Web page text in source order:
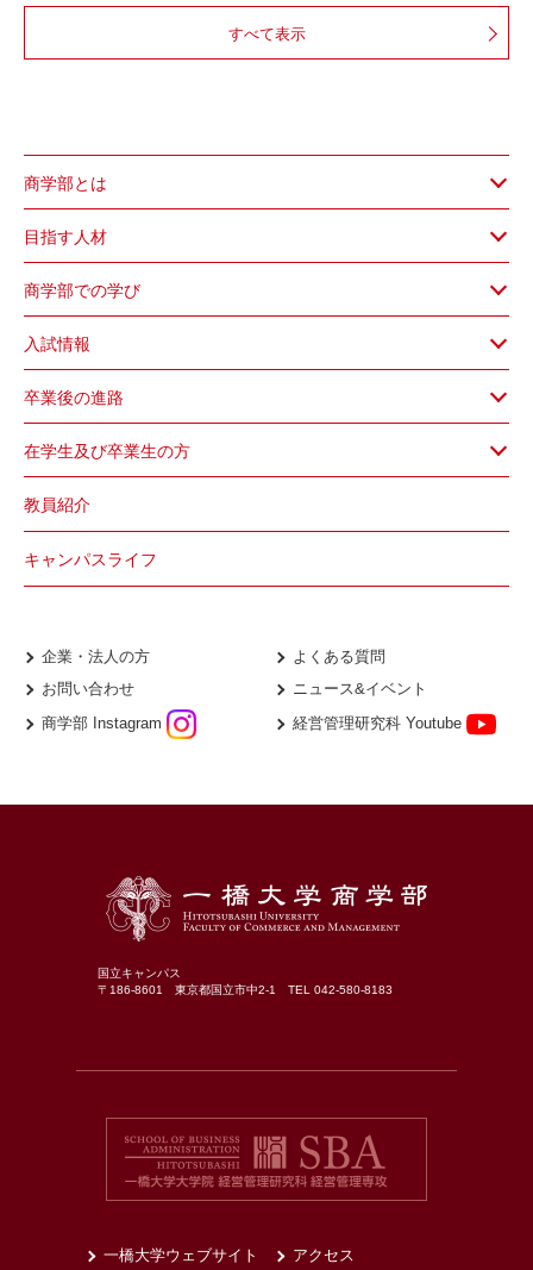
すべて表示
商学部とは
目指す人材
商学部での学び
入試情報
卒業後の進路
在学生及び卒業生の方
教員紹介
キャンパスライフ
企業・法人の方
よくある質問
お問い合わせ
ニュース&イベント
商学部 Instagram
経営管理研究科 Youtube
国立キャンパス
〒186-8601 東京都国立市中2-1 TEL 042-580-8183
一橋大学ウェブサイト アクセス